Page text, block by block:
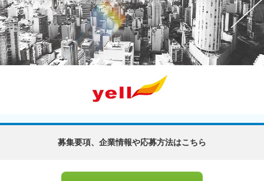
募集要項、企業情報や応募方法はこちら